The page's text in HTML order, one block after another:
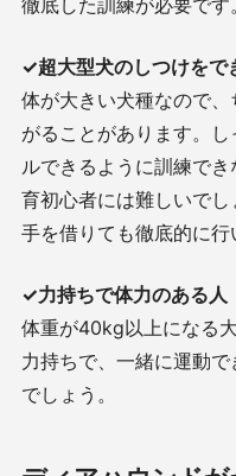
✓超大型犬のしつけをで
体が大きい犬種なので
がることがあります。
ルできるように訓練で
育初心者には難しいで
手を借りても徹底的に行
✓力持ちで体力のある人
体重が40kg以上になる
力持ちで、一緒に運動
でしょう。